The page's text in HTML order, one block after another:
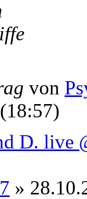
von
D. live
»